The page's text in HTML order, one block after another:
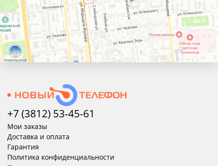
+7 (3812) 53-45-61
Мои заказы
Доставка и оплата
Гарантия
Политика конфиденциальности